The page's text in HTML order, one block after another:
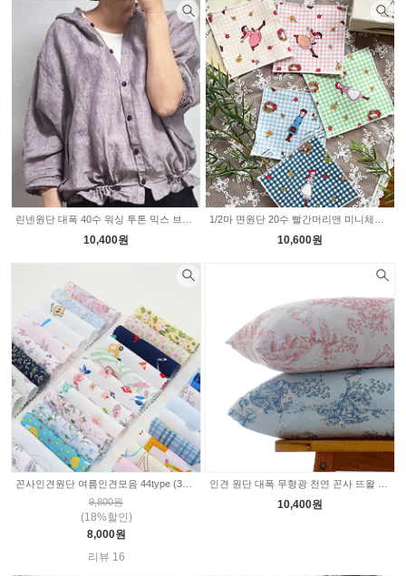
10,400원 10,600원
9,800원
(18%할인)
8,000원
리뷰 16
10,400원